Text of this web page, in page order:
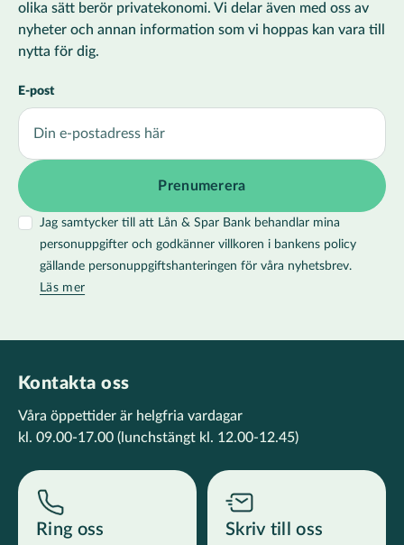
olika sätt berör privatekonomi. Vi delar även med oss av
nyheter och annan information som vi hoppas kan vara till
nytta för dig.
E-post
Jag samtycker till att Lån & Spar Bank behandlar mina
personuppgifter och godkänner villkoren i bankens policy
gällande personuppgiftshanteringen för våra nyhetsbrev.
Läs mer
Kontakta oss
Våra öppettider är helgfria vardagar
kl. 09.00-17.00 (lunchstängt kl. 12.00-12.45)
Ring oss Skriv till oss